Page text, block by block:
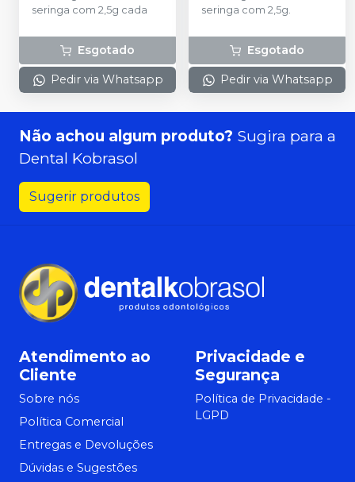
seringa com 2,5g cada
Esgotado
Pedir via Whatsapp
seringa com 2,5g.
Esgotado
Pedir via Whatsapp
Não achou algum produto? Sugira para a
Dental Kobrasol
Sugerir produtos
Atendimento ao
Cliente
Sobre nós
Política Comercial
Entregas e Devoluções
Dúvidas e Sugestões
Privacidade e
Segurança
Política de Privacidade -
LGPD